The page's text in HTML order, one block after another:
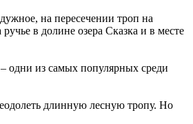
на пересечении троп на
в долине озера Сказка и в месте
одни из самых популярных среди
длинную лесную тропу. Но